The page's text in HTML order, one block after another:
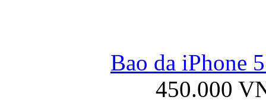
Bao da iPhone
450.000